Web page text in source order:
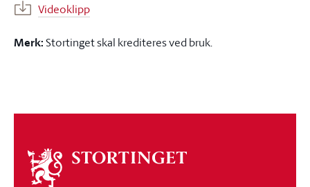
Videoklipp
Merk:Stortinget skal krediteres ved bruk.
Om
stortinget